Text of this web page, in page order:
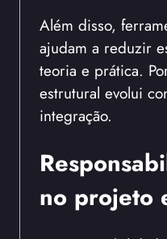
Além disso,
ajudam a reduzir
teoria e prática.
estrutural evolui
integração.
no projeto